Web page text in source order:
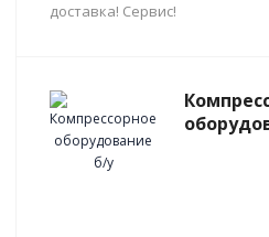
доставка! Сервис!